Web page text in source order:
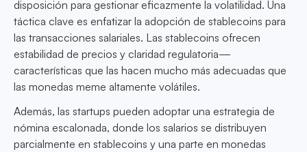
disposición para gestionar eficazmente la volatilidad. Una
táctica clave es enfatizar la adopción de stablecoins para
las transacciones salariales. Las stablecoins ofrecen
estabilidad de precios y claridad regulatoria—
características que las hacen mucho más adecuadas que
las monedas meme altamente volátiles.
Además, las startups pueden adoptar una estrategia de
nómina escalonada, donde los salarios se distribuyen
parcialmente en stablecoins y una parte en monedas